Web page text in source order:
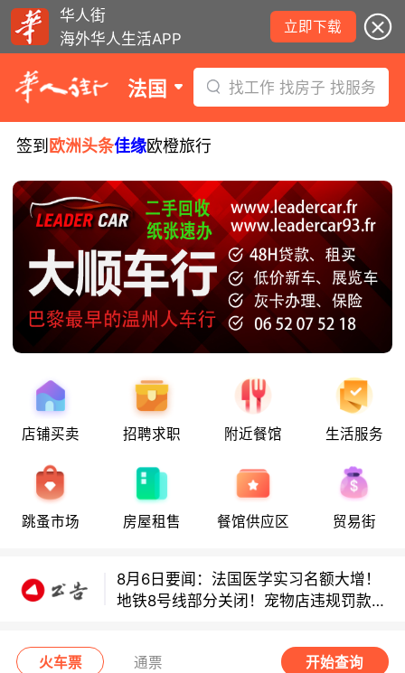
华人街
海外华人生活APP
立即下载
法国 找工作 找房子 找服务
签到 欧洲头条佳缘欧橙旅行
店铺买卖 招聘求职 附近餐馆 生活服务
跳蚤市场 房屋租售 餐馆供应区 贸易街
8月6日要闻：法国医学实习名额大增！
炉！
巴黎地铁音乐家海选启动！
地铁8号线部分关闭！宠物店违规罚款出
炉！
火车票 通票 开始查询